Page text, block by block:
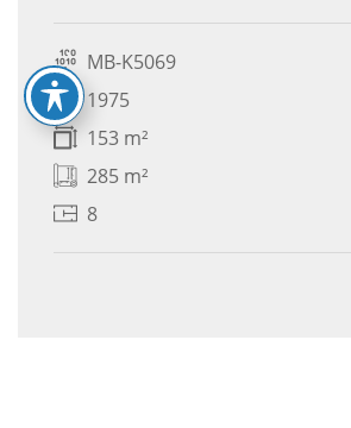
MB-K5069
1975
153 m²
285 m²
8